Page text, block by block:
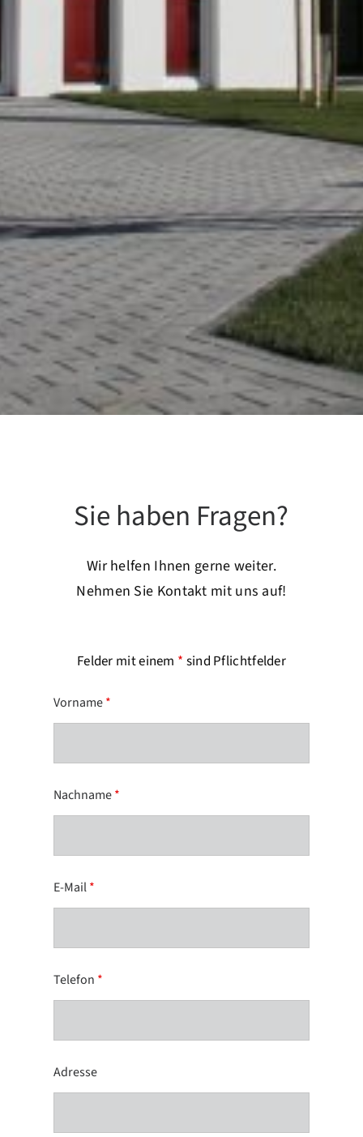
Sie haben Fragen?
Wir helfen Ihnen gerne weiter.
Nehmen Sie Kontakt mit uns auf!
Felder mit einem * sind Pflichtfelder
Vorname*
Nachname*
E-Mail*
Telefon *
Adresse